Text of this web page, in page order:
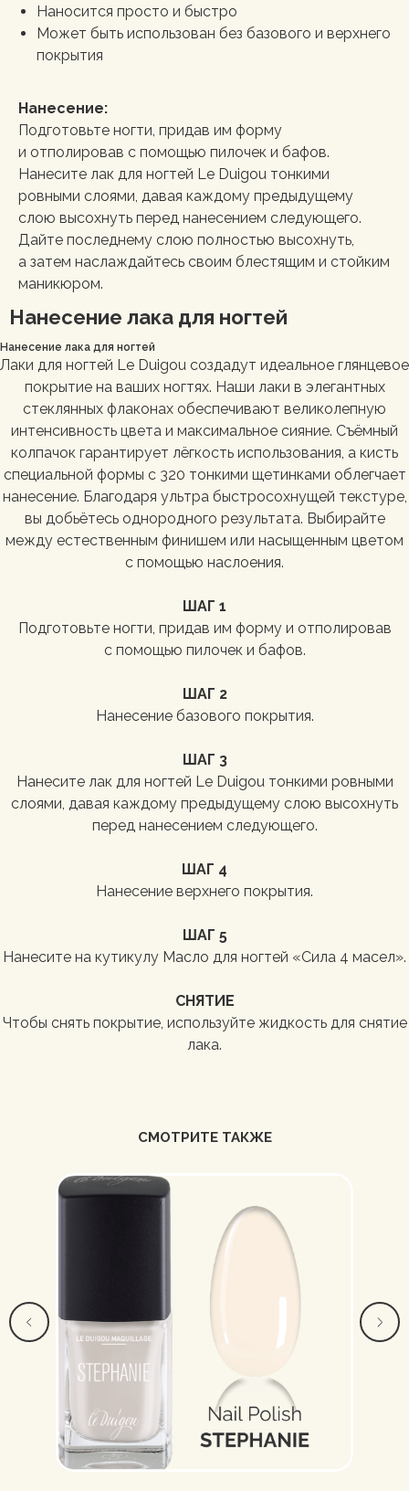
Наносится просто и быстро
Может быть использован без базового и верхнего
покрытия
Нанесение:
Подготовьте ногти, придав им форму
и отполировав с помощью пилочек и бафов.
Нанесите лак для ногтей Le Duigou тонкими
ровными слоями, давая каждому предыдущему
слою высохнуть перед нанесением следующего.
Дайте последнему слою полностью высохнуть,
а затем наслаждайтесь своим блестящим и стойким
маникюром.
Нанесение лака для ногтей
Нанесение лака для ногтей
Лаки для ногтей Le Duigou создадут идеальное глянцевое
покрытие на ваших ногтях. Наши лаки в элегантных
стеклянных флаконах обеспечивают великолепную
интенсивность цвета и максимальное сияние. Съёмный
колпачок гарантирует лёгкость использования, а кисть
специальной формы с 320 тонкими щетинками облегчает
нанесение. Благодаря ультра быстросохнущей текстуре,
вы добьётесь однородного результата. Выбирайте
между естественным финишем или насыщенным цветом
с помощью наслоения.
ШАГ 1
Подготовьте ногти, придав им форму и отполировав
с помощью пилочек и бафов.
ШАГ 2
Нанесение базового покрытия.
ШАГ 3
Нанесите лак для ногтей Le Duigou тонкими ровными
слоями, давая каждому предыдущему слою высохнуть
перед нанесением следующего.
ШАГ 4
Нанесение верхнего покрытия.
ШАГ 5
Нанесите на кутикулу Масло для ногтей «Сила 4 масел».
СНЯТИЕ
Чтобы снять покрытие, используйте жидкость для снятие
лака.
СМОТРИТЕ ТАКЖЕ